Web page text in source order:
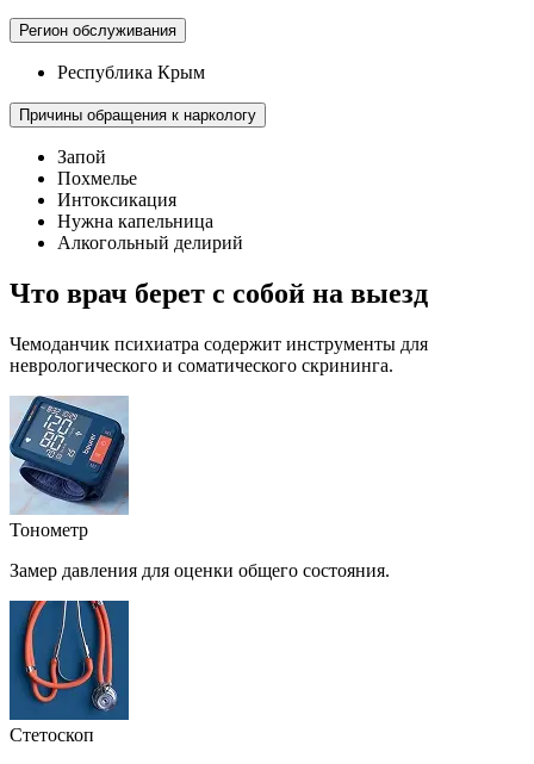
Регион обслуживания
Республика Крым
Причины обращения к наркологу
Запой
Похмелье
Интоксикация
Нужна капельница
Алкогольный делирий
Что врач берет с собой на выезд
Чемоданчик психиатра содержит инструменты для
неврологического и соматического скрининга.
Тонометр
Замер давления для оценки общего состояния.
Стетоскоп